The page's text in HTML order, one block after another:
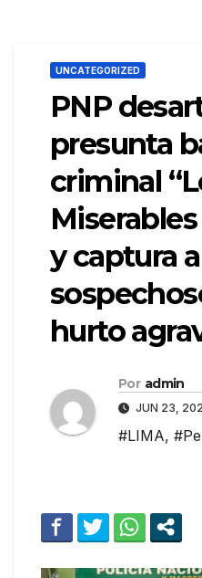
UNCATEGORIZED
PNP
presunta
criminal
y captura
hurto
Por admin
JUN 23,
#LIMA,